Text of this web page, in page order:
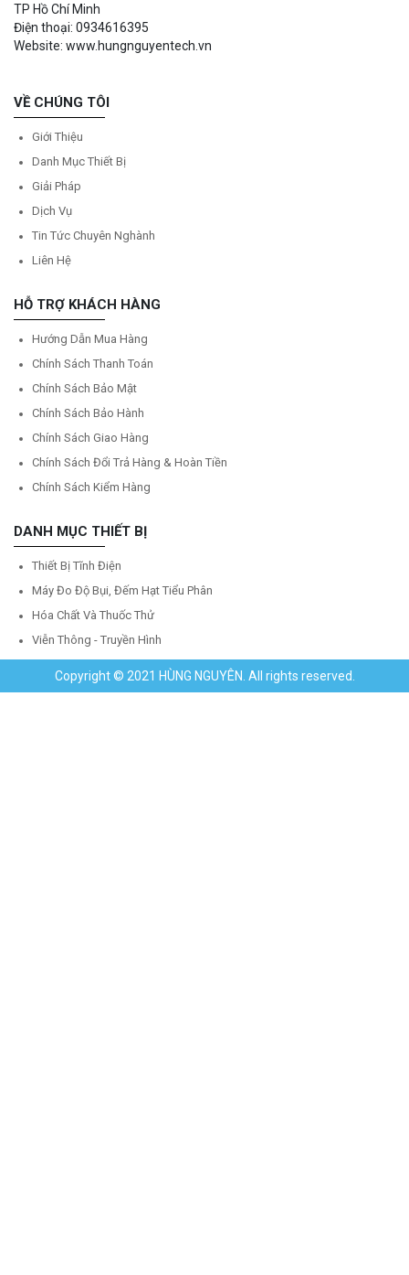
TP Hồ Chí Minh
Điện thoại: 0934616395
Website: www.hungnguyentech.vn
VỀ CHÚNG TÔI
Giới Thiệu
Danh Mục Thiết Bị
Giải Pháp
Dịch Vụ
Tin Tức Chuyên Nghành
Liên Hệ
HỖ TRỢ KHÁCH HÀNG
Hướng Dẫn Mua Hàng
Chính Sách Thanh Toán
Chính Sách Bảo Mật
Chính Sách Bảo Hành
Chính Sách Giao Hàng
Chính Sách Đổi Trả Hàng & Hoàn Tiền
Chính Sách Kiểm Hàng
DANH MỤC THIẾT BỊ
Thiết Bị Tĩnh Điện
Máy Đo Độ Bụi, Đếm Hạt Tiểu Phân
Hóa Chất Và Thuốc Thử
Viễn Thông - Truyền Hình
Copyright © 2021 HÙNG NGUYÊN. All rights reserved.